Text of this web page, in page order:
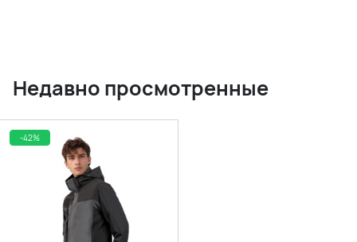
Недавно просмотренные
-42%